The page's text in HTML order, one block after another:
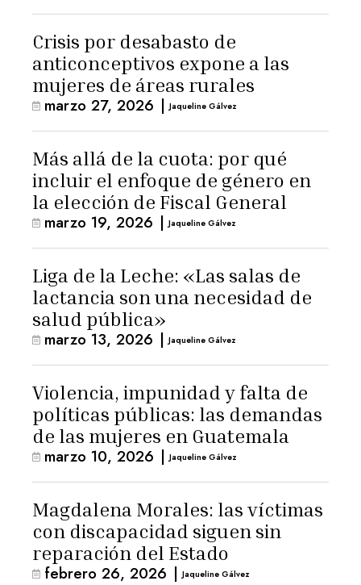
Crisis por desabasto de
anticonceptivos expone a las
mujeres de áreas rurales
marzo 27, 2026 | Jaqueline Gálvez
Más allá de la cuota: por qué
incluir el enfoque de género en
la elección de Fiscal General
marzo 19, 2026 | Jaqueline Gálvez
Liga de la Leche: «Las salas de
lactancia son una necesidad de
salud pública»
marzo 13, 2026 | Jaqueline Gálvez
Violencia, impunidad y falta de
políticas públicas: las demandas
de las mujeres en Guatemala
marzo 10, 2026 | Jaqueline Gálvez
Magdalena Morales: las víctimas
con discapacidad siguen sin
reparación del Estado
febrero 26, 2026 | Jaqueline Gálvez